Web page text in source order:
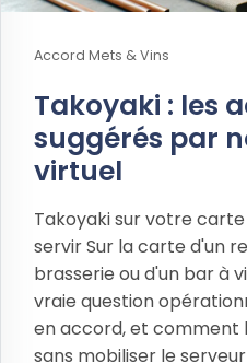
Accord Mets & Vins
Takoyaki : les
suggérés par
virtuel
Takoyaki sur votre
servir Sur la carte d'un
brasserie ou d'un bar à
vraie question
en accord, et comment
sans mobiliser le